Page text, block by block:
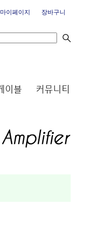
마이페이지 장바구니